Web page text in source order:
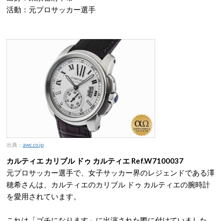
活動：元プロサッカー選手
出典： awc.co.jp
カルティエ カリブル ドゥ カルティエ Ref.W7100037
元プロサッカー選手で、女子サッカー界のレジェンドである澤
穂希さんは、カルティエのカリブル ドゥ カルティエの腕時計
を愛用されています。